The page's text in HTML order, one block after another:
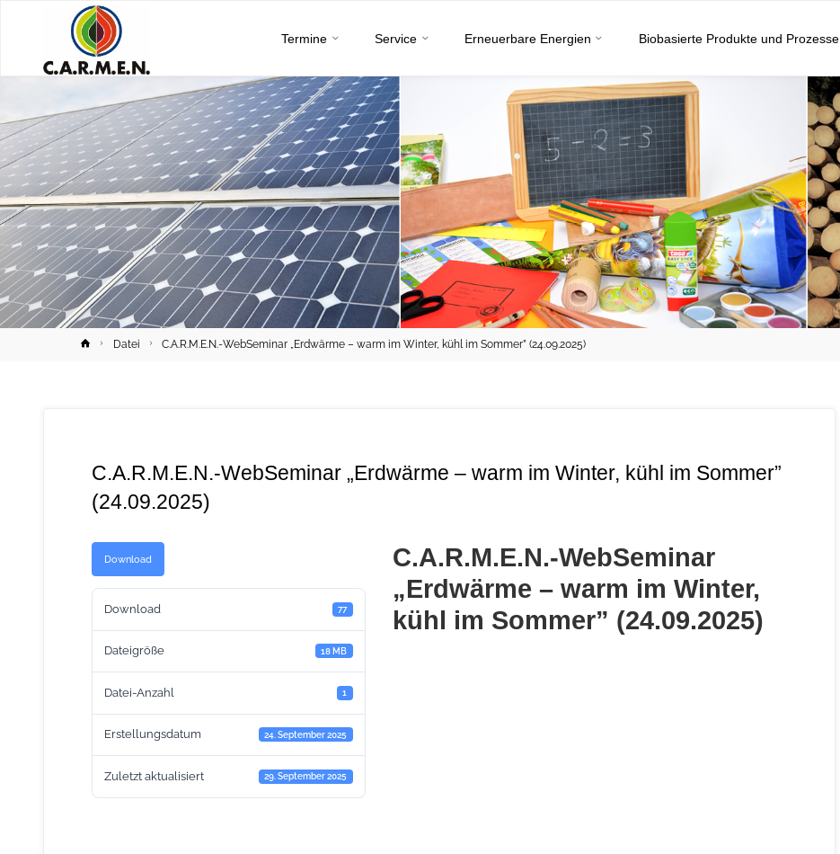
content
Termine Service Erneuerbare Energien Biobasierte Produkte und Prozesse
HomeDatei C.A.R.M.E.N.-WebSeminar „Erdwärme – warm im Winter, kühl im Sommer” (24.09.2025)
C.A.R.M.E.N.-WebSeminar „Erdwärme – warm im Winter, kühl im Sommer”
(24.09.2025)
Download
Download 77
Dateigröße 18 MB
Datei-Anzahl 1
Erstellungsdatum 24. September 2025
Zuletzt aktualisiert 29. September 2025
C.A.R.M.E.N.-WebSeminar
„Erdwärme – warm im Winter,
kühl im Sommer” (24.09.2025)